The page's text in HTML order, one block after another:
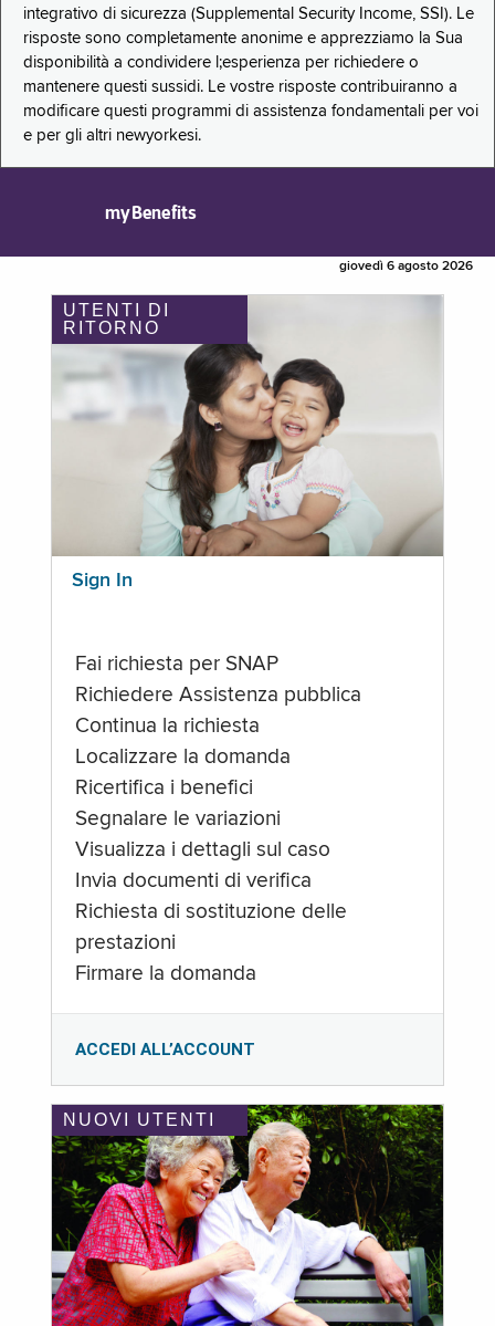
integrativo di sicurezza (Supplemental Security Income, SSI). Le
risposte sono completamente anonime e apprezziamo la Sua
disponibilità a condividere l;esperienza per richiedere o
mantenere questi sussidi. Le vostre risposte contribuiranno a
modificare questi programmi di assistenza fondamentali per voi
e per gli altri newyorkesi.
myBenefits
giovedì 6 agosto 2026
UTENTI DI
RITORNO
Sign In
Fai richiesta per SNAP
Richiedere Assistenza pubblica
Continua la richiesta
Localizzare la domanda
Ricertifica i benefici
Segnalare le variazioni
Visualizza i dettagli sul caso
Invia documenti di verifica
Richiesta di sostituzione delle
prestazioni
Firmare la domanda
ACCEDI ALL’ACCOUNT
NUOVI UTENTI